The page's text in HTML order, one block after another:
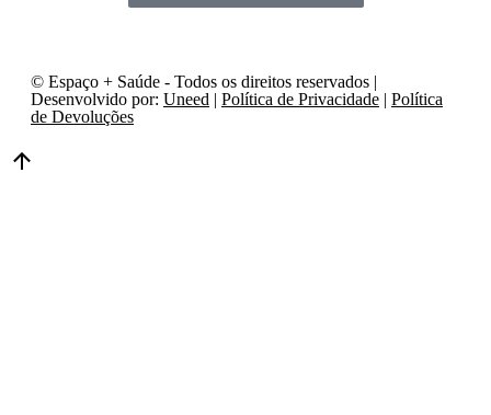
© Espaço + Saúde - Todos os direitos reservados |
Desenvolvido por: Uneed | Política de Privacidade | Política
de Devoluções